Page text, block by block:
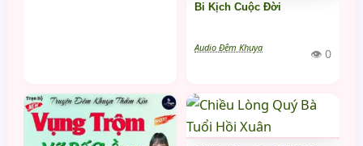
Bi Kịch Cuộc Đời
Audio Đêm Khuya 👁 0